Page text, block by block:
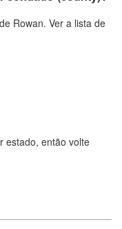
Rowan. Ver a lista de
estado, então volte